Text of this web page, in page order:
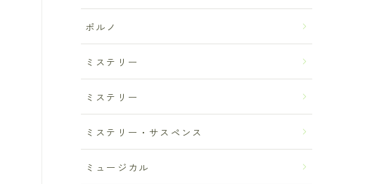
ポルノ
ミステリー
ミステリー
ミステリー・サスペンス
ミュージカル